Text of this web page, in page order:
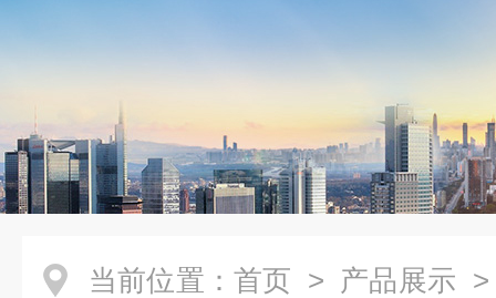
当前位置： 首页 > 产品展示